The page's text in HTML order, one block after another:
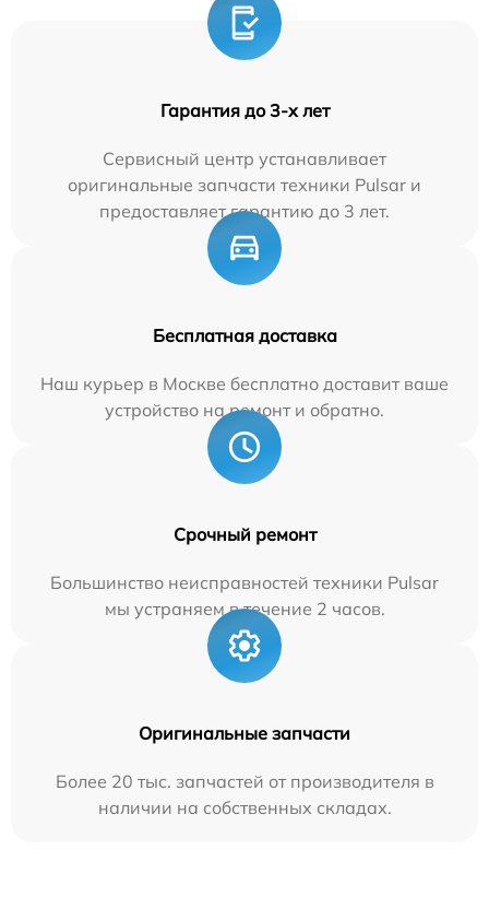
Гарантия до 3-х лет
Сервисный центр устанавливает
оригинальные запчасти техники Pulsar и
предоставляет гарантию до 3 лет.
Бесплатная доставка
Наш курьер в Москве бесплатно доставит ваше
устройство на ремонт и обратно.
Срочный ремонт
Большинство неисправностей техники Pulsar
мы устраняем в течение 2 часов.
Оригинальные запчасти
Более 20 тыс. запчастей от производителя в
наличии на собственных складах.